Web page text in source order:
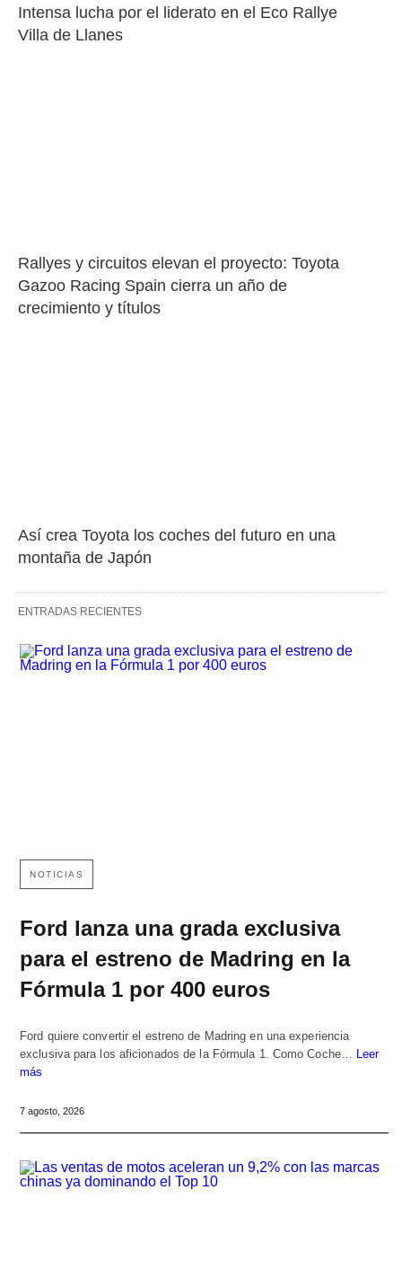
Intensa lucha por el liderato en el Eco Rallye
Villa de Llanes
Rallyes y circuitos elevan el proyecto: Toyota
Gazoo Racing Spain cierra un año de
crecimiento y títulos
Así crea Toyota los coches del futuro en una
montaña de Japón
ENTRADAS RECIENTES
NOTICIAS
Ford lanza una grada exclusiva
para el estreno de Madring en la
Fórmula 1 por 400 euros
Ford quiere convertir el estreno de Madring en una experiencia
exclusiva para los aficionados de la Fórmula 1. Como Coche… Leer
más
7 agosto, 2026